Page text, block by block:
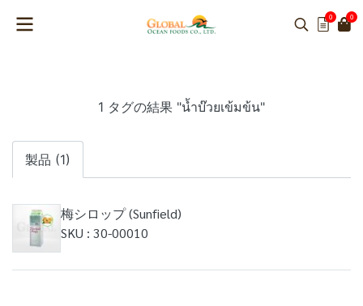
0 0
1 タグの結果 "น้ำบ๊วยเข้มข้น"
製品 (1)
梅シロップ (Sunfield)
SKU : 30-00010